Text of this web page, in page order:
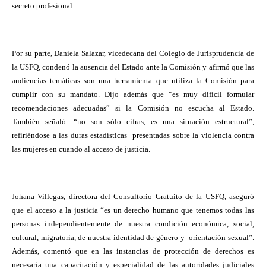
secreto profesional.
Por su parte, Daniela Salazar, vicedecana del Colegio de Jurisprudencia de
la USFQ, condenó la ausencia del Estado ante la Comisión y afirmó que las
audiencias temáticas son una herramienta que utiliza la Comisión para
cumplir con su mandato. Dijo además que “es muy difícil formular
recomendaciones adecuadas” si la Comisión no escucha al Estado.
También señaló: “no son sólo cifras, es una situación estructural”,
refiriéndose a las duras estadísticas presentadas sobre la violencia contra
las mujeres en cuando al acceso de justicia.
Johana Villegas, directora del Consultorio Gratuito de la USFQ, aseguró
que el acceso a la justicia “es un derecho humano que tenemos todas las
personas independientemente de nuestra condición económica, social,
cultural, migratoria, de nuestra identidad de género y orientación sexual”.
Además, comentó que en las instancias de protección de derechos es
necesaria una capacitación y especialidad de las autoridades judiciales